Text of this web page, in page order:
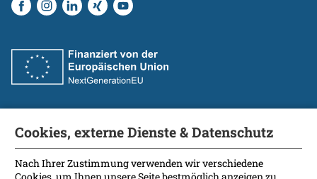
Fakultät
International Patients
Cookies, externe Dienste & Datenschutz
Nach Ihrer Zustimmung verwenden wir verschiedene